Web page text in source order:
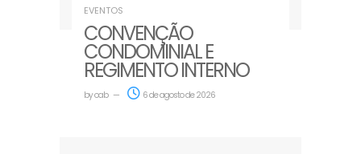
EVENTOS
CONVENÇÃO
CONDOMINIAL E
REGIMENTO INTERNO
byoab 6 de agosto de 2026